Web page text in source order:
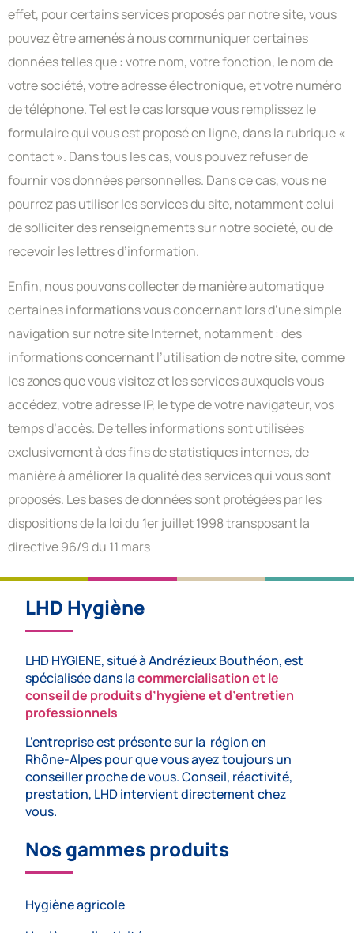
effet, pour certains services proposés par notre site, vous
pouvez être amenés à nous communiquer certaines
données telles que : votre nom, votre fonction, le nom de
votre société, votre adresse électronique, et votre numéro
de téléphone. Tel est le cas lorsque vous remplissez le
formulaire qui vous est proposé en ligne, dans la rubrique «
contact ». Dans tous les cas, vous pouvez refuser de
fournir vos données personnelles. Dans ce cas, vous ne
pourrez pas utiliser les services du site, notamment celui
de solliciter des renseignements sur notre société, ou de
recevoir les lettres d’information.
Enfin, nous pouvons collecter de manière automatique
certaines informations vous concernant lors d’une simple
navigation sur notre site Internet, notamment : des
informations concernant l’utilisation de notre site, comme
les zones que vous visitez et les services auxquels vous
accédez, votre adresse IP, le type de votre navigateur, vos
temps d’accès. De telles informations sont utilisées
exclusivement à des fins de statistiques internes, de
manière à améliorer la qualité des services qui vous sont
proposés. Les bases de données sont protégées par les
dispositions de la loi du 1er juillet 1998 transposant la
directive 96/9 du 11 mars
LHD Hygiène
LHD HYGIENE, situé à Andrézieux Bouthéon, est
spécialisée dans lacommercialisation et le
conseil de produits d’hygiène et d’entretien
professionnels
L’entreprise est présente sur la région en
Rhône-Alpes pour que vous ayez toujours un
conseiller proche de vous. Conseil, réactivité,
prestation, LHD intervient directement chez
vous.
Nos gammes produits
Hygiène agricole